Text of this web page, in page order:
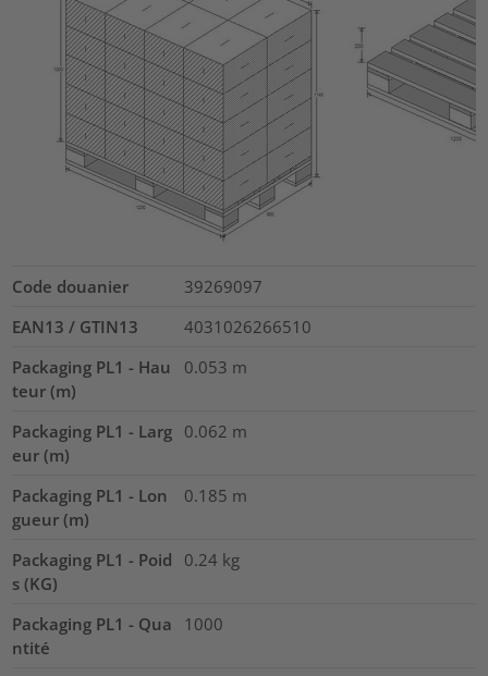
Code douanier
39269097
EAN13 / GTIN13
4031026266510
Packaging PL1 - Hau
teur (m)
0.053 m
Packaging PL1 - Larg
eur (m)
0.062 m
Packaging PL1 - Lon
gueur (m)
0.185 m
Packaging PL1 - Poid
s (KG)
0.24 kg
Packaging PL1 - Qua
ntité
1000